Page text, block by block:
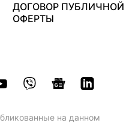
ДОГОВОР ПУБЛИЧНОЙ
ОФЕРТЫ
на данном